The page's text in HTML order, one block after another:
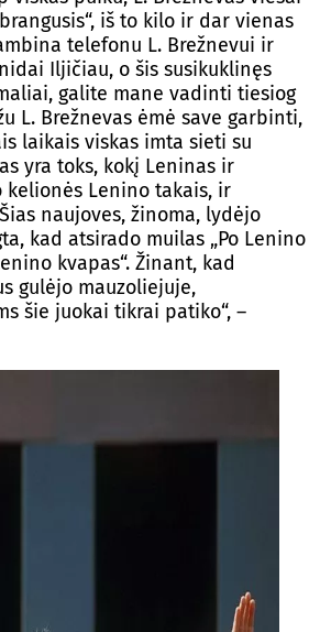
iš to kilo ir dar vienas
telefonu L. Brežnevui ir
Iljičiau, o šis susikuklinęs
galite mane vadinti tiesiog
L. Brežnevas ėmė save garbinti,
laikais viskas imta sieti su
yra toks, kokį Leninas ir
kelionės Lenino takais, ir
naujoves, žinoma, lydėjo
kad atsirado muilas „Po Lenino
kvapas“. Žinant, kad
gulėjo mauzoliejuje,
šie juokai tikrai patiko“, –